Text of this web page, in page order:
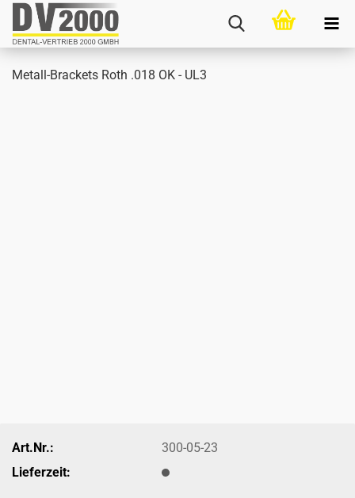
Metall-​Brackets Roth .018 OK - UL3
Art.Nr.:
300-05-23
Lieferzeit: